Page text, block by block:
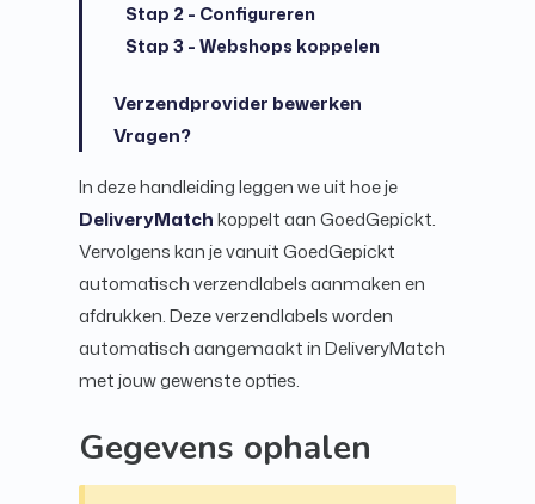
Stap 2 - Configureren
Stap 3 - Webshops koppelen
Verzendprovider bewerken
Vragen?
In deze handleiding leggen we uit hoe je
DeliveryMatchkoppelt aan GoedGepickt.
Vervolgens kan je vanuit GoedGepickt
automatisch verzendlabels aanmaken en
afdrukken. Deze verzendlabels worden
automatisch aangemaakt in DeliveryMatch
met jouw gewenste opties.
Gegevens ophalen